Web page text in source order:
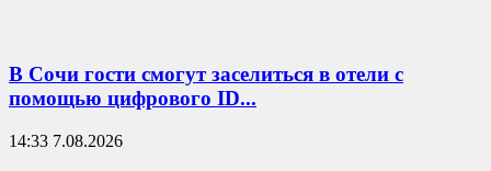
В Сочи гости смогут заселиться в отели с
помощью цифрового ID...
14:33 7.08.2026